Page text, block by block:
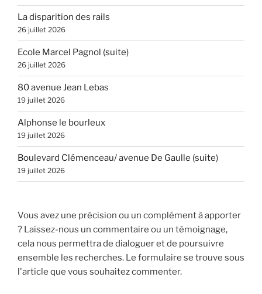
La disparition des rails
26 juillet 2026
Ecole Marcel Pagnol (suite)
26 juillet 2026
80 avenue Jean Lebas
19 juillet 2026
Alphonse le bourleux
19 juillet 2026
Boulevard Clémenceau/ avenue De Gaulle (suite)
19 juillet 2026
Vous avez une précision ou un complément à apporter
? Laissez-nous un commentaire ou un témoignage,
cela nous permettra de dialoguer et de poursuivre
ensemble les recherches. Le formulaire se trouve sous
l'article que vous souhaitez commenter.